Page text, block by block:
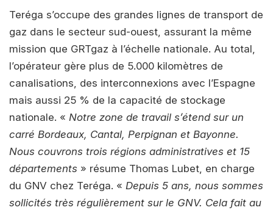
Teréga s’occupe des grandes lignes de transport de
gaz dans le secteur sud-ouest, assurant la même
mission que GRTgaz à l’échelle nationale. Au total,
l’opérateur gère plus de 5.000 kilomètres de
canalisations, des interconnexions avec l’Espagne
mais aussi 25 % de la capacité de stockage
nationale. « Notre zone de travail s’étend sur un
carré Bordeaux, Cantal, Perpignan et Bayonne.
Nous couvrons trois régions administratives et 15
départements » résume Thomas Lubet, en charge
du GNV chez Teréga. « Depuis 5 ans, nous sommes
sollicités très régulièrement sur le GNV. Cela fait au